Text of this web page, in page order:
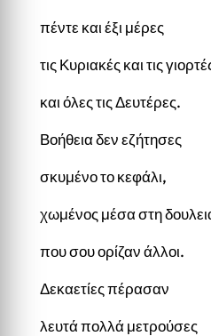
πέντε και έξι μέρες
τις Κυριακές και τις
και όλες τις Δευτέρες.
Βοήθεια δεν εζήτησες
σκυμένο το κεφάλι,
χωμένος μέσα στη
που σου ορίζαν άλλοι.
Δεκαετίες πέρασαν
λευτά πολλά μετρούσες